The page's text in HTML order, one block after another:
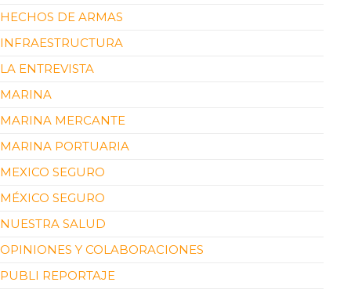
HECHOS DE ARMAS
INFRAESTRUCTURA
LA ENTREVISTA
MARINA
MARINA MERCANTE
MARINA PORTUARIA
MEXICO SEGURO
MÉXICO SEGURO
NUESTRA SALUD
OPINIONES Y COLABORACIONES
PUBLI REPORTAJE